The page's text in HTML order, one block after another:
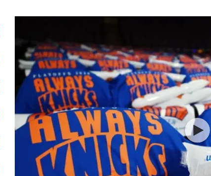
ליגה סינית
ליגות נוספות